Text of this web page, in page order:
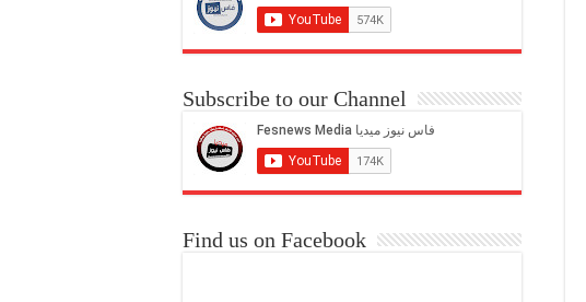
Subscribe to our Channel
Find us on Facebook